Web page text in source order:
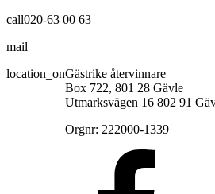
call020-63 00 63
mail
location_onGästrike återvinnare
Box 722, 801 28 Gävle
Utmarksvägen 16 802 91
Orgnr: 222000-1339